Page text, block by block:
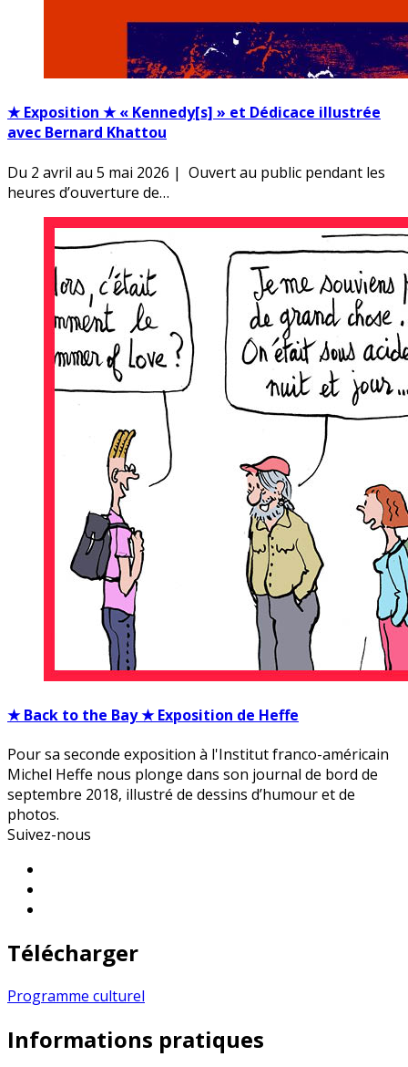
★ Exposition ★ « Kennedy[s] » et Dédicace illustrée
avec Bernard Khattou
Du 2 avril au 5 mai 2026 | Ouvert au public pendant les
heures d’ouverture de…
★ Back to the Bay ★ Exposition de Heffe
Pour sa seconde exposition à l'Institut franco-américain
Michel Heffe nous plonge dans son journal de bord de
septembre 2018, illustré de dessins d’humour et de
photos.
Suivez-nous
Télécharger
Programme culturel
Informations pratiques